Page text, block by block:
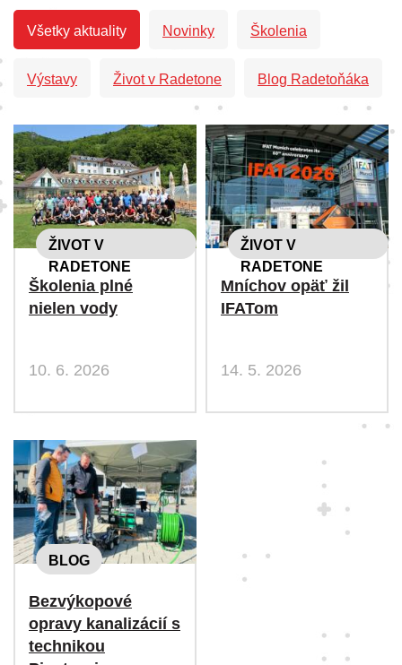
Všetky aktuality Novinky Školenia
Výstavy Život v Radetone Blog Radetoňáka
ŽIVOT V
RADETONE
Školenia plné
nielen vody
10. 6. 2026
ŽIVOT V
RADETONE
Mníchov opäť žil
IFATom
14. 5. 2026
BLOG
Bezvýkopové
opravy kanalizácií s
technikou